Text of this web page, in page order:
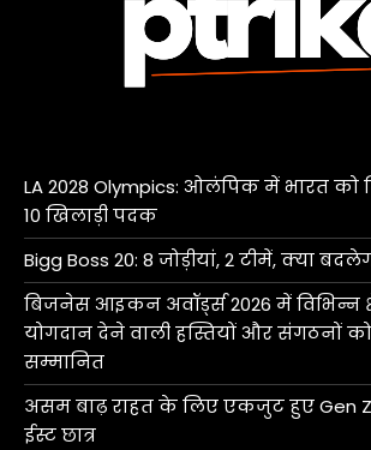
LA 2028 Olympics: ओलंपिक में भारत
10 खिलाड़ी पदक
Bigg Boss 20: 8 जोड़ीयां, 2 टीमें, क्या
बिजनेस आइकन अवॉर्ड्स 2026 में विभिन्न
योगदान देने वाली हस्तियों और संगठनों
सम्मानित
असम बाढ़ राहत के लिए एकजुट हुए Gen Z
ईस्ट छात्र